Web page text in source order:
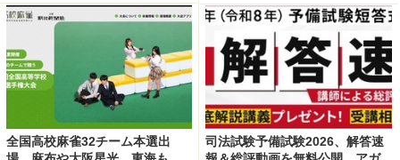
全国高校麻雀32チーム本選出
司法試験予備試験2026、解答速